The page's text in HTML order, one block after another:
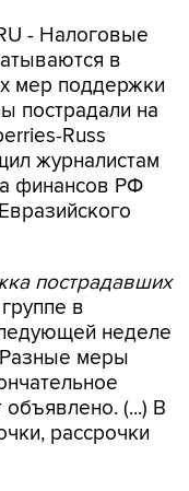
- Налоговые
в
мер поддержки
пострадали на
Russ
журналистам
финансов РФ
пострадавших
в
неделе
меры
(...) В
рассрочки